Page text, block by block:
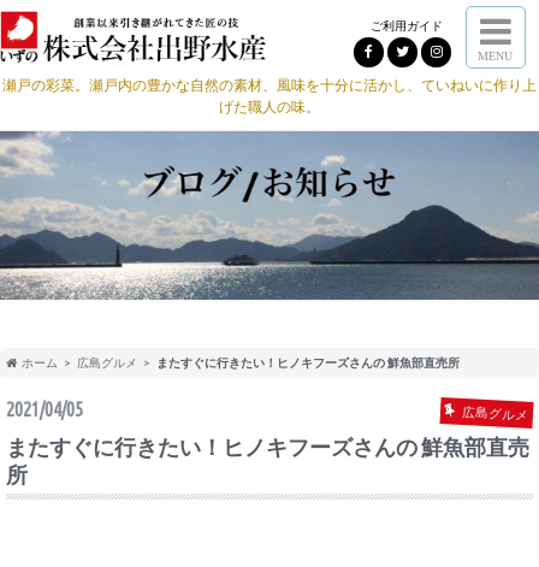
ご利用ガイド
MENU
瀬戸の彩菜。瀬戸内の豊かな自然の素材、風味を十分に活かし、ていねいに作り上
げた職人の味。
ホーム 広島グルメ またすぐに行きたい！ヒノキフーズさんの 鮮魚部直売所
2021/04/05 広島グルメ
またすぐに行きたい！ヒノキフーズさんの 鮮魚部直売
所